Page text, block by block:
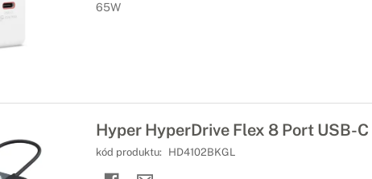
65W
Hyper HyperDrive Flex 8 Port USB-C
kód produktu: HD4102BKGL